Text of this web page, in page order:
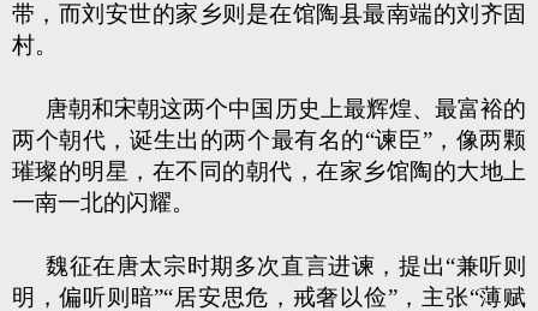
带，而刘安世的家乡则是在馆陶县最南端的刘齐固
村。
唐朝和宋朝这两个中国历史上最辉煌、最富裕的
两个朝代，诞生出的两个最有名的“谏臣”，像两颗
璀璨的明星，在不同的朝代，在家乡馆陶的大地上
一南一北的闪耀。
魏征在唐太宗时期多次直言进谏，提出“兼听则
明，偏听则暗”“居安思危，戒奢以俭”，主张“薄赋